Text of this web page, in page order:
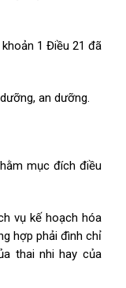
1 Điều 21 đã
an dưỡng.
mục đích điều
vụ kế hoạch hóa
hợp phải đình chỉ
thai nhi hay của